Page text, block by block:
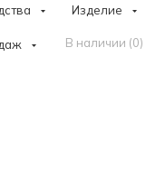
Изделие
В наличии (0)